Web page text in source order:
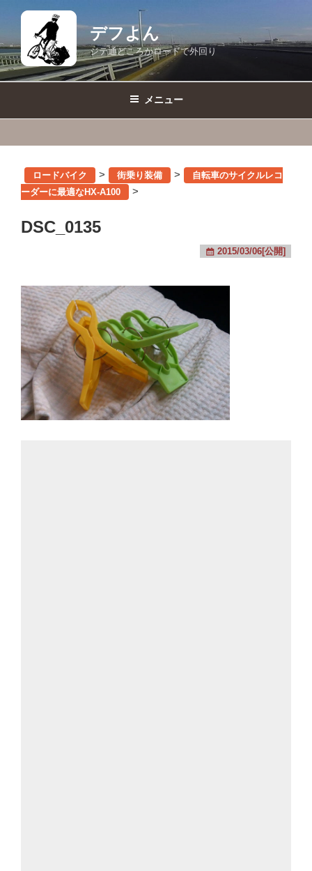
テ
ン
ツ
デフよん
ジテ通どころかロードで外回り
メニュー
ロードバイク > 街乗り装備 >
自転車のサイクルレコ
ーダーに最適なHX-A100
>
DSC_0135
2015/03/06[公開]